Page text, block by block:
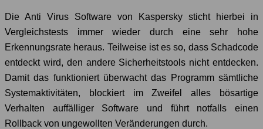
Die Anti Virus Software von Kaspersky sticht hierbei in
Vergleichstests immer wieder durch eine sehr hohe
Erkennungsrate heraus. Teilweise ist es so, dass Schadcode
entdeckt wird, den andere Sicherheitstools nicht entdecken.
Damit das funktioniert überwacht das Programm sämtliche
Systemaktivitäten, blockiert im Zweifel alles bösartige
Verhalten auffälliger Software und führt notfalls einen
Rollback von ungewollten Veränderungen durch.